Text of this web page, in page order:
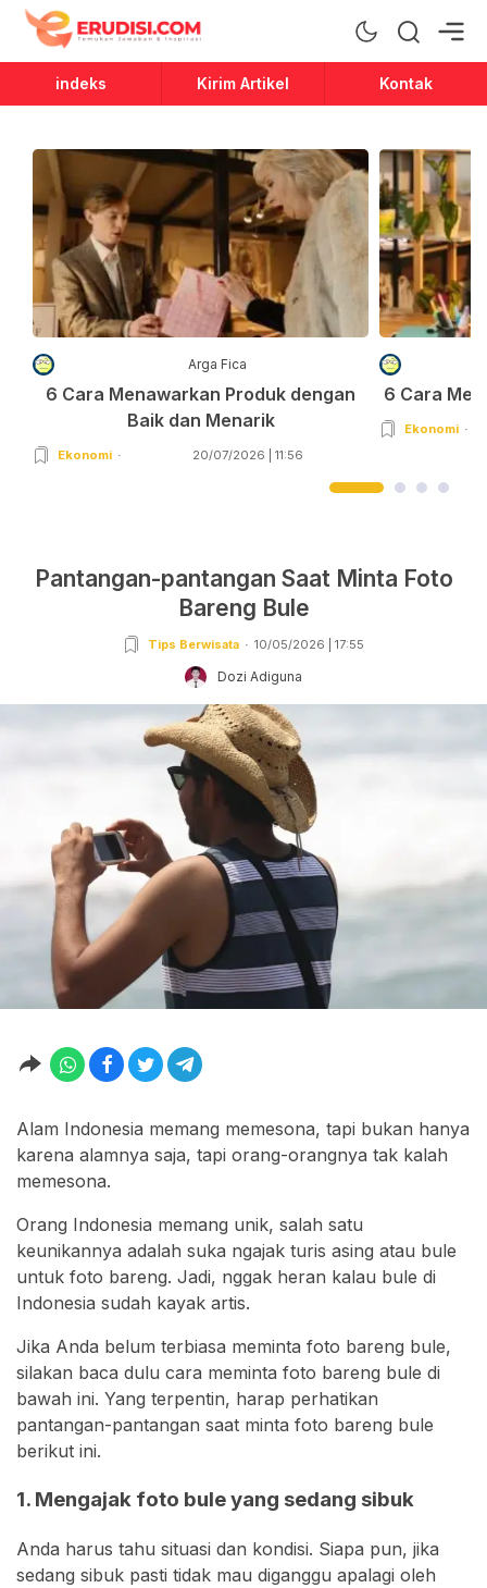
Erudisi
Temukan Jawaban dan Inspirasi
indeks Kirim Artikel Kontak
Arga Fica
6 Cara Menawarkan Produk dengan
Baik dan Menarik
Ekonomi 20/07/2026 | 11:56
6 Cara
Ekonomi
Pantangan-pantangan Saat Minta Foto
Bareng Bule
Tips Berwisata 10/05/2026 | 17:55
Dozi Adiguna
Alam Indonesia memang memesona, tapi bukan hanya
karena alamnya saja, tapi orang-orangnya tak kalah
memesona.
Orang Indonesia memang unik, salah satu
keunikannya adalah suka ngajak turis asing atau bule
untuk foto bareng. Jadi, nggak heran kalau bule di
Indonesia sudah kayak artis.
Jika Anda belum terbiasa meminta foto bareng bule,
silakan baca dulu cara meminta foto bareng bule di
bawah ini. Yang terpentin, harap perhatikan
pantangan-pantangan saat minta foto bareng bule
berikut ini.
1. Mengajak foto bule yang sedang sibuk
Anda harus tahu situasi dan kondisi. Siapa pun, jika
sedang sibuk pasti tidak mau diganggu apalagi oleh